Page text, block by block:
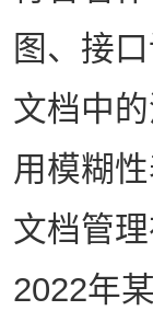
图、接
文档中
用模糊
文档管
2022年